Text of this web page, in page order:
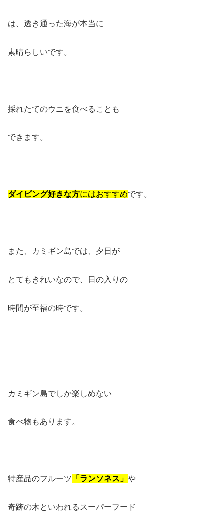
は、透き通った海が本当に
素晴らしいです。
採れたてのウニを食べることも
できます。
ダイビング好きな方にはおすすめです。
また、カミギン島では、夕日が
とてもきれいなので、日の入りの
時間が至福の時です。
カミギン島でしか楽しめない
食べ物もあります。
特産品のフルーツ 「ランソネス」 や
奇跡の木といわれるスーパーフード